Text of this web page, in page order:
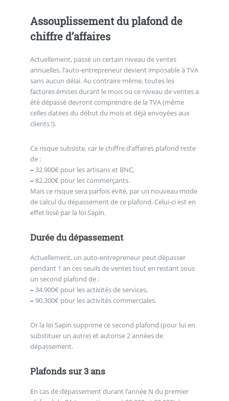
Assouplissement du plafond de
chiffre d’affaires
Actuellement, passé un certain niveau de ventes
annuelles, l’auto-entrepreneur devient imposable à TVA
sans aucun délai. Au contraire même, toutes les
factures émises durant le mois ou ce niveau de ventes a
été dépassé devront comprendre de la TVA (même
celles datées du début du mois et déjà envoyées aux
clients !).
Ce risque subsiste, car le chiffre d’affaires plafond reste
de :
– 32.900€ pour les artisans et BNC,
– 82.200€ pour les commerçants.
Mais ce risque sera parfois évité, par un nouveau mode
de calcul du dépassement de ce plafond. Celui-ci est en
effet lissé par la loi Sapin.
Durée du dépassement
Actuellement, un auto-entrepreneur peut dépasser
pendant 1 an ces seuils de ventes tout en restant sous
un second plafond de :
– 34.900€ pour les activités de services,
– 90.300€ pour les activités commerciales.
Or la loi Sapin supprime ce second plafond (pour lui en
substituer un autre) et autorise 2 années de
dépassement.
Plafonds sur 3 ans
En cas de dépassement durant l’année N du premier